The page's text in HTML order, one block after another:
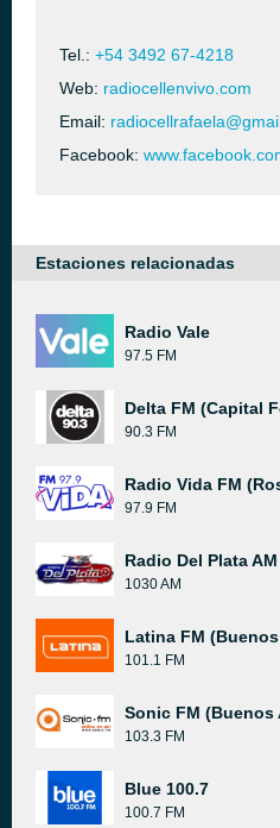
Tel.: +54 3492 67-4218
Web: radiocellenvivo.com
Email:
Facebook:
Estaciones relacionadas
Radio Vale
97.5 FM
Delta FM (Capital
90.3 FM
Radio Vida FM
97.9 FM
Radio Del Plata
1030 AM
Latina FM
101.1 FM
Sonic FM (Buenos
103.3 FM
Blue 100.7
100.7 FM